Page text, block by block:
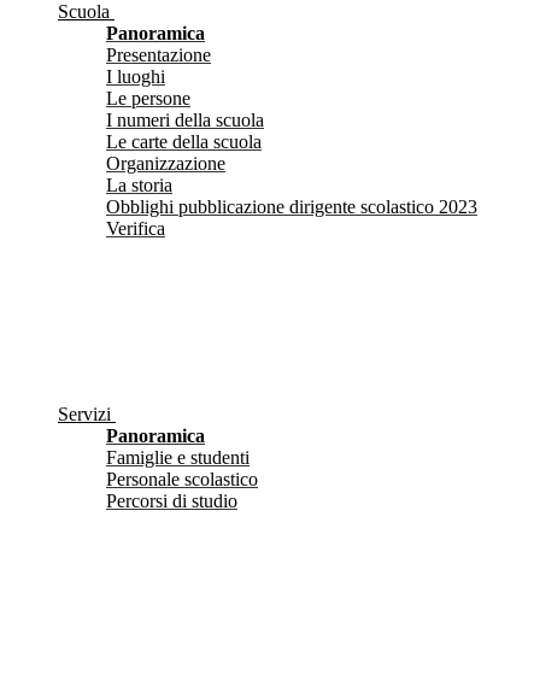
Scuola
Panoramica
Presentazione
I luoghi
Le persone
I numeri della scuola
Le carte della scuola
Organizzazione
La storia
Obblighi pubblicazione dirigente scolastico 2023
Verifica
Servizi
Panoramica
Famiglie e studenti
Personale scolastico
Percorsi di studio